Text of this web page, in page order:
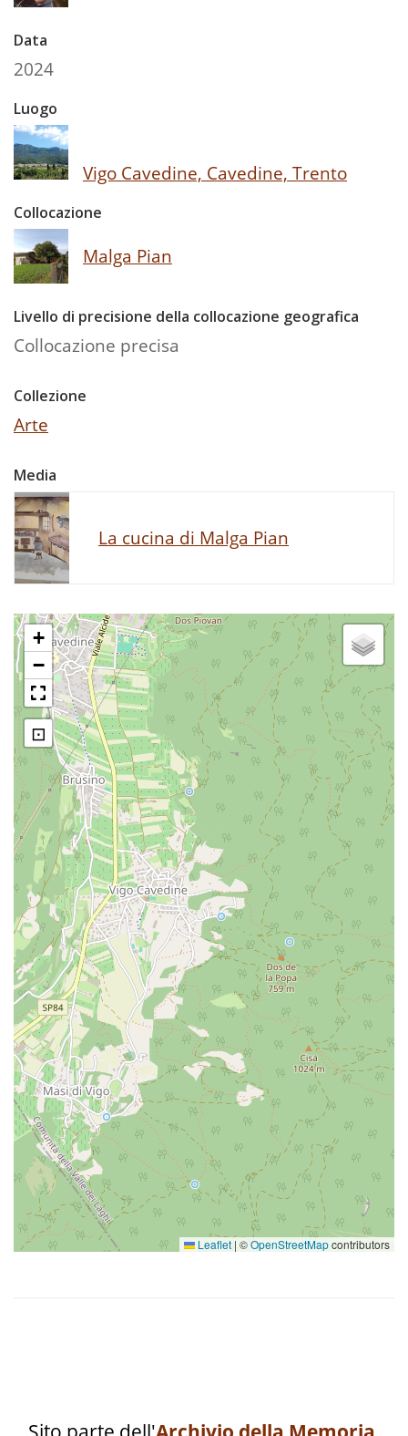
Data
2024
Luogo
Vigo Cavedine, Cavedine, Trento
Collocazione
Malga Pian
Livello di precisione della collocazione geografica
Collocazione precisa
Collezione
Arte
Media
La cucina di Malga Pian
+
−
⊡
Leaflet | ©OpenStreetMapcontributors